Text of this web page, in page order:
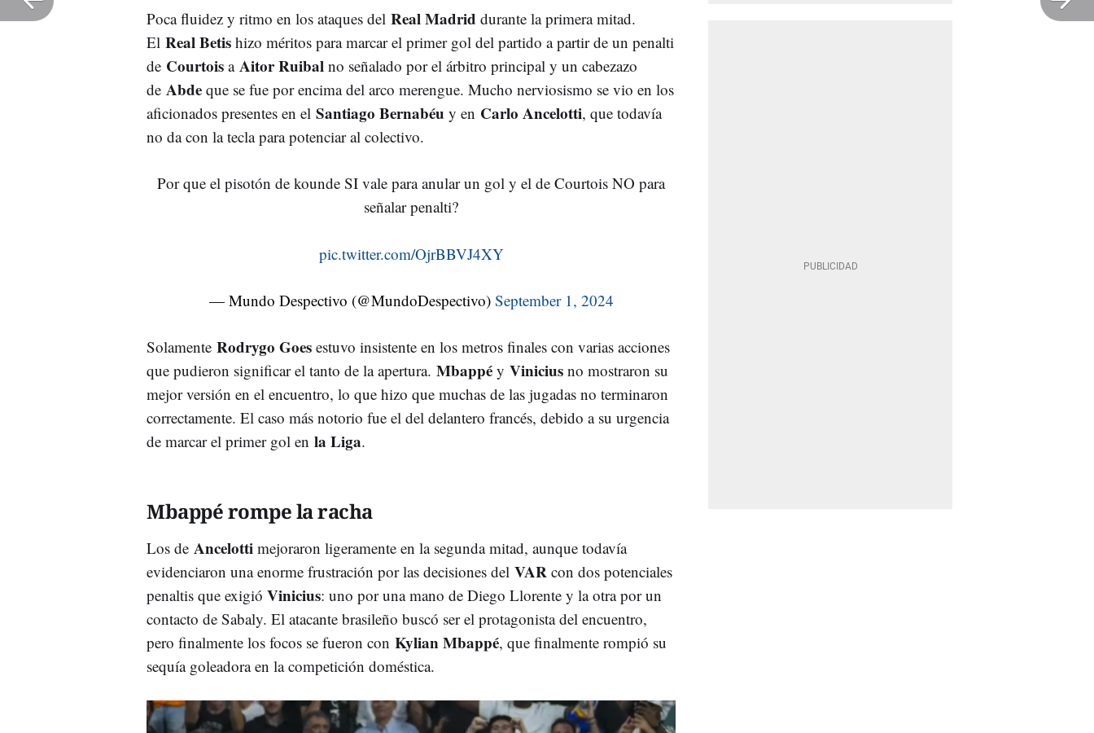
Poca fluidez y ritmo en los ataques del Real Madrid durante la primera mitad.
El Real Betis hizo méritos para marcar el primer gol del partido a partir de un penalti
de Courtois a Aitor Ruibal no señalado por el árbitro principal y un cabezazo
de Abde que se fue por encima del arco merengue. Mucho nerviosismo se vio en los
aficionados presentes en el Santiago Bernabéu y en Carlo Ancelotti, que todavía
no da con la tecla para potenciar al colectivo.
Por que el pisotón de kounde SI vale para anular un gol y el de Courtois NO para
señalar penalti?
pic.twitter.com/OjrBBVJ4XY
— Mundo Despectivo (@MundoDespectivo) September 1, 2024
Solamente Rodrygo Goes estuvo insistente en los metros finales con varias acciones
que pudieron significar el tanto de la apertura. Mbappé y Vinicius no mostraron su
mejor versión en el encuentro, lo que hizo que muchas de las jugadas no terminaron
correctamente. El caso más notorio fue el del delantero francés, debido a su urgencia
de marcar el primer gol en la Liga.
Mbappé rompe la racha
Los de Ancelotti mejoraron ligeramente en la segunda mitad, aunque todavía
evidenciaron una enorme frustración por las decisiones del VAR con dos potenciales
penaltis que exigió Vinicius: uno por una mano de Diego Llorente y la otra por un
contacto de Sabaly. El atacante brasileño buscó ser el protagonista del encuentro,
pero finalmente los focos se fueron con Kylian Mbappé, que finalmente rompió su
sequía goleadora en la competición doméstica.